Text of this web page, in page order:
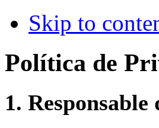
Skip to
Política de
1.